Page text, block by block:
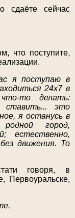
сдаёте сейчас
что поступите,
я поступаю в
24x7 в
то делать:
ставить... это
я останусь в
город,
естественно,
движения. То
говоря, в
Первоуральске,